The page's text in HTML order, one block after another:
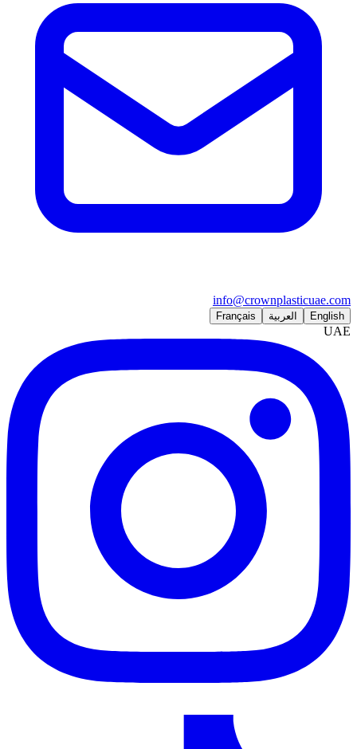
info@crownplasticuae.com
English العربية Français
UAE